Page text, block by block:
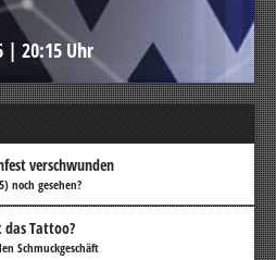
| 20:15 Uhr
verschwunden
noch gesehen?
Tattoo?
Schmuckgeschäft